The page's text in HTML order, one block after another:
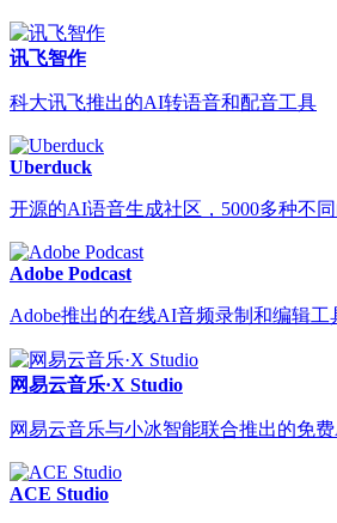
讯飞智作
科大讯飞推出的AI转语音和配音工具
Uberduck
开源的AI语音生成社区，5000多种不
Adobe Podcast
Adobe推出的在线AI音频录制和编辑工
网易云音乐·X Studio
网易云音乐与小冰智能联合推出的免
ACE Studio